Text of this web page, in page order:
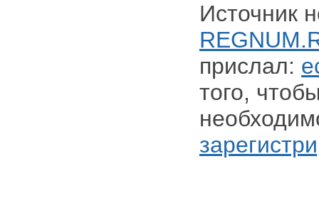
Источник
прислал:
того,